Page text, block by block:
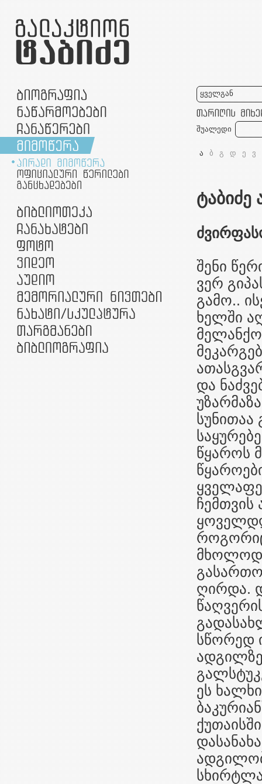
ყველგან
შუალედი
ა ბ გ დ ე ვ
ტაბიძე
შენი
ვერ
გამო..
ხელში
და
წყაროს
მხოლოდ
ღირდა.
სწორედ
ეს